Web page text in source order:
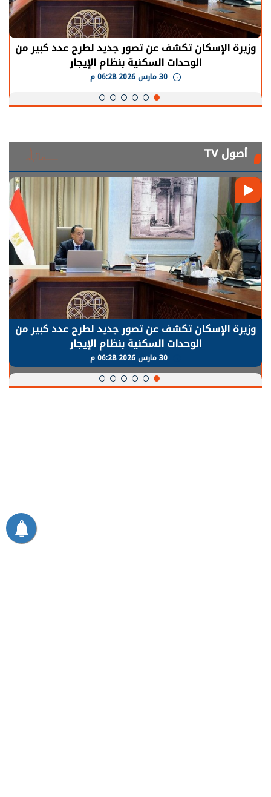
وزيرة الإسكان تكشف عن تصور جديد لطرح عدد كبير من
الوحدات السكنية بنظام الإيجار
أصول TV
وزيرة الإسكان تكشف عن تصور جديد لطرح عدد كبير من
الوحدات السكنية بنظام الإيجار